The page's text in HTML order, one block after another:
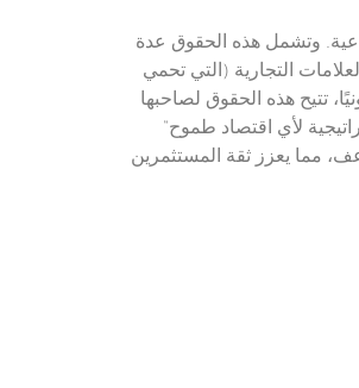
وتشمل هذه الحقوق عدة
التجارية (التي تحمي
تتيح هذه الحقوق لصاحبها
لأي اقتصاد طموح”
مما يعزز ثقة المستثمرين